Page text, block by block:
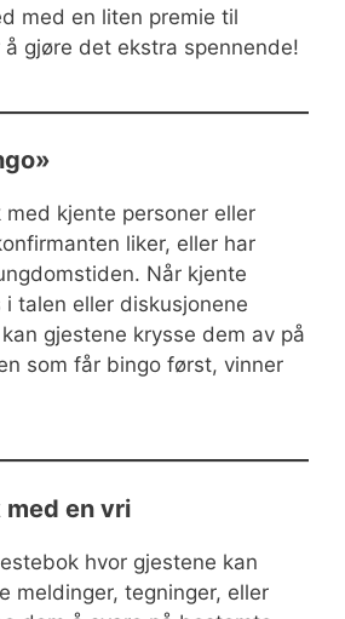
med en liten premie til
gjøre det ekstra spennende!
kjente personer eller
liker, eller har
Når kjente
i talen eller diskusjonene
gjestene krysse dem av på
som får bingo først, vinner
med en vri
hvor gjestene kan
meldinger, tegninger, eller